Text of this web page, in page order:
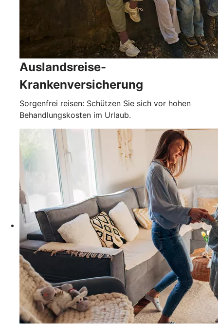
Auslandsreise-
Krankenversicherung
Sorgenfrei reisen: Schützen Sie sich vor hohen
Behandlungskosten im Urlaub.